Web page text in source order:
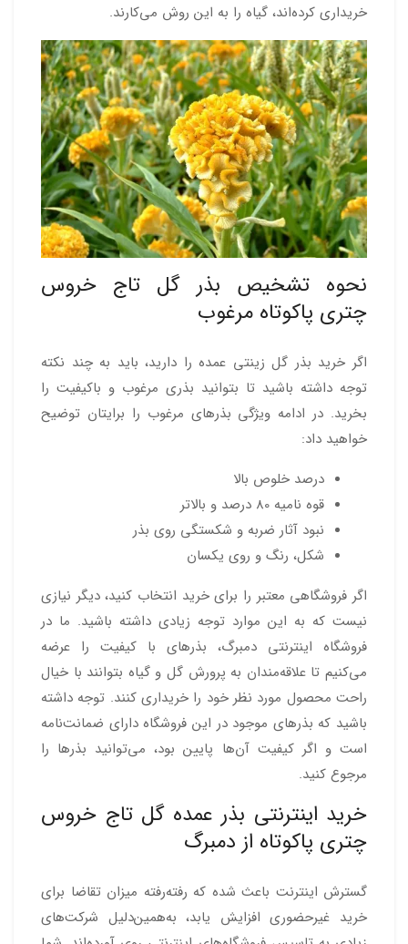
خریداری کرده‌اند، گیاه را به این روش می‌کارند.
نحوه تشخیص بذر گل تاج خروس
چتری پاکوتاه مرغوب
اگر خرید بذر گل زینتی عمده را دارید،‌ باید به چند نکته
توجه داشته باشید تا بتوانید بذری مرغوب و باکیفیت را
بخرید. در ادامه ویژگی بذرهای مرغوب را برایتان توضیح
خواهید داد:
درصد خلوص بالا
قوه نامیه 80 درصد و بالاتر
نبود آثار ضربه و شکستگی روی بذر
شکل، رنگ و روی یکسان
اگر فروشگاهی معتبر را برای خرید انتخاب کنید، دیگر نیازی
نیست که به این موارد توجه زیادی داشته باشید. ما در
فروشگاه اینترنتی دمبرگ، بذرهای با کیفیت را عرضه
می‌کنیم تا علاقه‌مندان به پرورش گل و گیاه بتوانند با خیال
راحت محصول مورد نظر خود را خریداری کنند. توجه داشته
باشید که بذرهای موجود در این فروشگاه دارای ضمانت‌نامه
است و اگر کیفیت آن‌ها پایین بود، می‌توانید بذرها را
مرجوع کنید.
خرید اینترنتی بذر عمده گل تاج خروس
چتری پاکوتاه از دمبرگ
گسترش اینترنت باعث شده که رفته‌رفته میزان تقاضا برای
خرید غیرحضوری افزایش یابد، به‌همین‌دلیل شرکت‌های